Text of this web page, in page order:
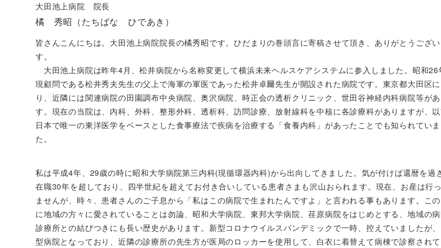
大田池上病院 院長
橘 秀昭（たちばな ひであき）
皆さんこんにちは。大田池上病院院長の橘秀昭です。ひだまりの巻頭言に寄稿させて頂き、ありがとうござい
す。
大田池上病院は昨年4月、松井病院から名称変更して横浜未来ヘルスケアシステムに参入しました。昭和26
現顧問である松井秀夫先生の父上で海軍の軍医であった松井卓爾先生が開設された病院です。東京都大田区
り、近隣には関連病院の田園調布中央病院、奥沢病院、時正会の透析クリニック、世田谷神経内科病院等があ
す。現在の当院は、内科、外科、整形外科、透析科、訪問診療、放射線科を中核に各診療科がありますが、
日本で唯一の東洋医学をベースとした食事療法で疾病を治療する「食養内科」があったことでも知られてい
た。
私は平成4年、29歳の時に昭和大学病院第三内科(現循環器内科)から出向してきました。気が付けば還暦を過
在職30年を超しており、四半世紀を超えてお付き合いしている患者さまも沢山おられます。現在、お産は行
ませんが、時々、患者さんのご子息から「私はこの病院で生まれたんですよ」と言われる事もあります。この
に地域の方々に愛されていることは勿論、昭和大学病院、東邦大学病院、荏原病院をはじめとする、地域の病
診療所との結びつきにも長い歴史があります。新型コロナウイルスパンデミックで一時、控えていましたが
型病院となっており、近隣の診療所の先生方が医局のロッカーを使用して、白衣に着替えて病棟で診察され